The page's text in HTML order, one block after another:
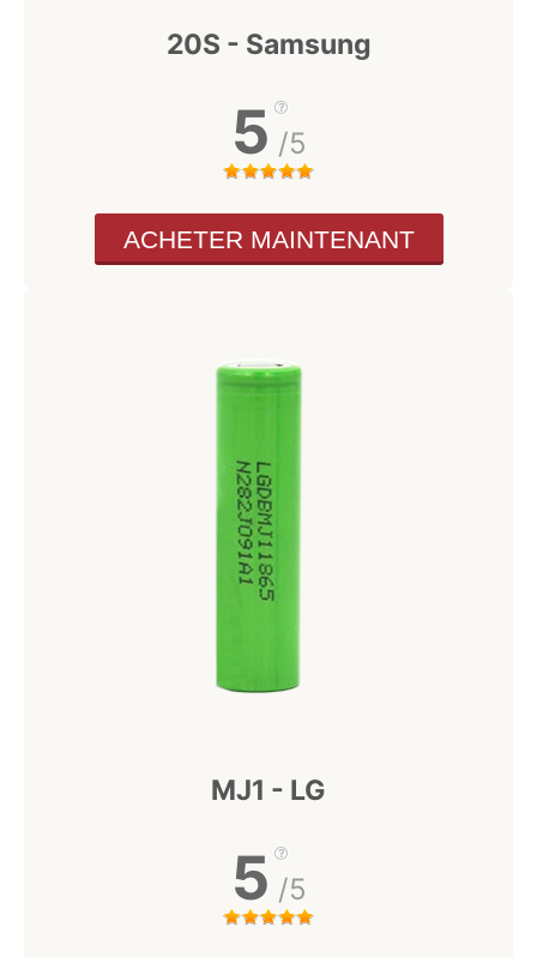
20S - Samsung
5 /5
ACHETER MAINTENANT
MJ1 - LG
5 /5